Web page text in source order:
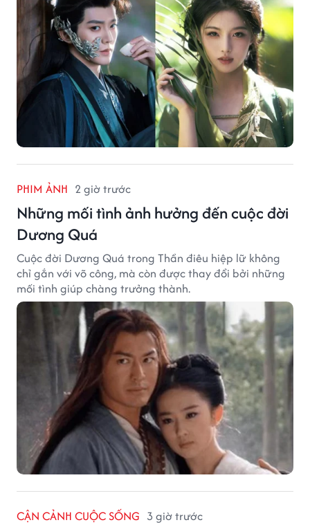
PHIM ẢNH 2 giờ trước
Những mối tình ảnh hưởng đến cuộc đời
Dương Quá
Cuộc đời Dương Quá trong Thần điêu hiệp lữ không
chỉ gắn với võ công, mà còn được thay đổi bởi những
mối tình giúp chàng trưởng thành.
CẬN CẢNH CUỘC SỐNG 3 giờ trước